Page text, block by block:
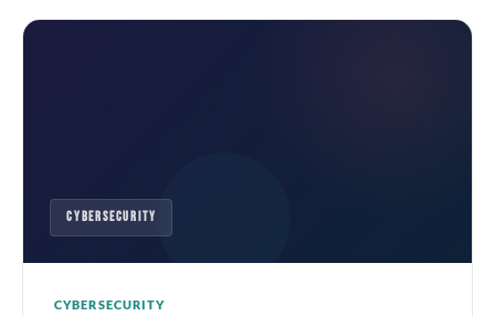
CYBERSECURITY
CYBERSECURITY